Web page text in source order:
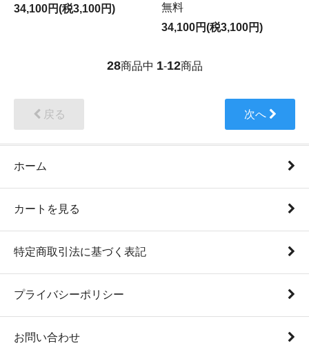
34,100円(税3,100円)
無料
34,100円(税3,100円)
28商品中 1-12商品
戻る 次へ
ホーム
カートを見る
特定商取引法に基づく表記
プライバシーポリシー
お問い合わせ